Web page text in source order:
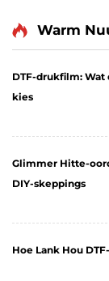
Warm
DTF-drukfilm:
kies
Glimmer Hitte-
DIY-skeppings
Hoe Lank Hou